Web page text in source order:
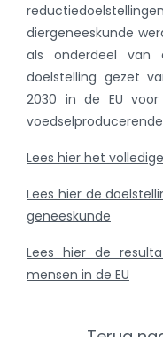
diergeneeskunde
als onderdeel van
doelstelling gezet
2030 in de EU
Lees hier het
Lees hier de
geneeskunde
Lees hier de
mensen in de EU
Terug